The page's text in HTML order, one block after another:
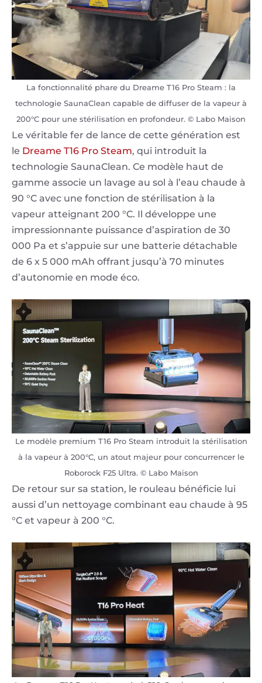
La fonctionnalité phare du Dreame T16 Pro Steam : la
technologie SaunaClean capable de diffuser de la vapeur à
200°C pour une stérilisation en profondeur. © Labo Maison
Le véritable fer de lance de cette génération est
le Dreame T16 Pro Steam, qui introduit la
technologie SaunaClean. Ce modèle haut de
gamme associe un lavage au sol à l’eau chaude à
90 °C avec une fonction de stérilisation à la
vapeur atteignant 200 °C. Il développe une
impressionnante puissance d’aspiration de 30
000 Pa et s’appuie sur une batterie détachable
de 6 x 5 000 mAh offrant jusqu’à 70 minutes
d’autonomie en mode éco.
Le modèle premium T16 Pro Steam introduit la stérilisation
à la vapeur à 200°C, un atout majeur pour concurrencer le
Roborock F25 Ultra. © Labo Maison
De retour sur sa station, le rouleau bénéficie lui
aussi d’un nettoyage combinant eau chaude à 95
°C et vapeur à 200 °C.